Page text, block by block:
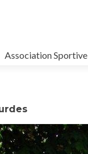
Association Sportive